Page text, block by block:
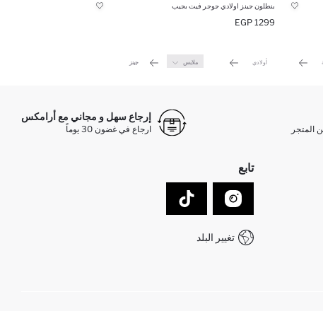
بنطلون جينز اولادي جوجر فيت بجيب
1299 EGP
أولادي ملابس جينز
المتجر
إرجاع سهل و مجاني مع أرامكس
ارجاع في غضون 30 يوماً
تابع
تغيير البلد